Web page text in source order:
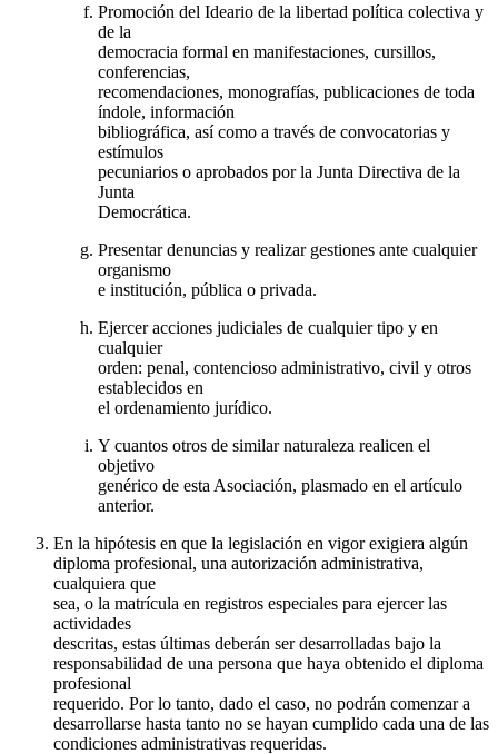
Promoción del Ideario de la libertad política colectiva y
de la
democracia formal en manifestaciones, cursillos,
conferencias,
recomendaciones, monografías, publicaciones de toda
índole, información
bibliográfica, así como a través de convocatorias y
estímulos
pecuniarios o aprobados por la Junta Directiva de la
Junta
Democrática.
Presentar denuncias y realizar gestiones ante cualquier
organismo
e institución, pública o privada.
Ejercer acciones judiciales de cualquier tipo y en
cualquier
orden: penal, contencioso administrativo, civil y otros
establecidos en
el ordenamiento jurídico.
Y cuantos otros de similar naturaleza realicen el
objetivo
genérico de esta Asociación, plasmado en el artículo
anterior.
En la hipótesis en que la legislación en vigor exigiera algún
diploma profesional, una autorización administrativa,
cualquiera que
sea, o la matrícula en registros especiales para ejercer las
actividades
descritas, estas últimas deberán ser desarrolladas bajo la
responsabilidad de una persona que haya obtenido el diploma
profesional
requerido. Por lo tanto, dado el caso, no podrán comenzar a
desarrollarse hasta tanto no se hayan cumplido cada una de las
condiciones administrativas requeridas.